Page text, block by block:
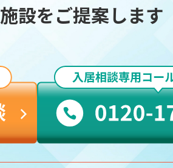
施設をご提案します